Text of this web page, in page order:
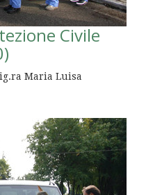
Civile
Maria Luisa